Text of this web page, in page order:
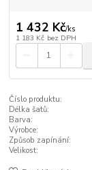
1 432 Kč/ks
1 183 Kč bez DPH
Číslo produktu:
Délka šatů:
Barva:
Výrobce:
Způsob zapínání:
Velikost: